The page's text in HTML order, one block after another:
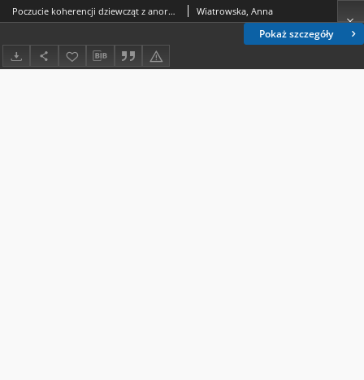
Pokaż szczegóły
Poczucie koherencji dziewcząt z anoreksją i bulimią psychiczną Wiatrowska, Anna